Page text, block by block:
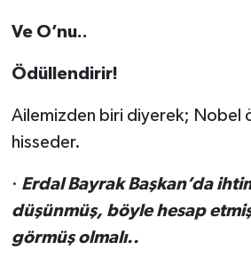
Ve O’nu..
Ödüllendirir!
Ailemizden biri diyerek; Nobel
hisseder.
· Erdal Bayrak Başkan’da
düşünmüş, böyle hesap
görmüş olmalı..